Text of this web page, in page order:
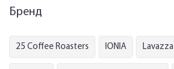
Бренд
25 Coffee Roasters IONIA Lavazza